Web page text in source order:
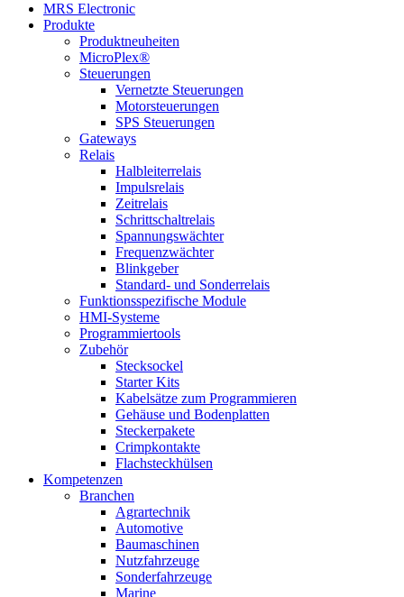
MRS Electronic
Produkte
Produktneuheiten
MicroPlex®
Steuerungen
Vernetzte Steuerungen
Motorsteuerungen
SPS Steuerungen
Gateways
Relais
Halbleiterrelais
Impulsrelais
Zeitrelais
Schrittschaltrelais
Spannungswächter
Frequenzwächter
Blinkgeber
Standard- und Sonderrelais
Funktionsspezifische Module
HMI-Systeme
Programmiertools
Zubehör
Stecksockel
Starter Kits
Kabelsätze zum Programmieren
Gehäuse und Bodenplatten
Steckerpakete
Crimpkontakte
Flachsteckhülsen
Kompetenzen
Branchen
Agrartechnik
Automotive
Baumaschinen
Nutzfahrzeuge
Sonderfahrzeuge
Marine